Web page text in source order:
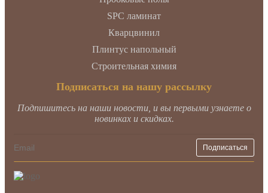
SPC ламинат
Кварцвинил
Плинтус напольный
Строительная химия
Подписаться на нашу рассылку
Подпишитесь на наши новости, и вы первыми узнаете о
новинках и скидках.